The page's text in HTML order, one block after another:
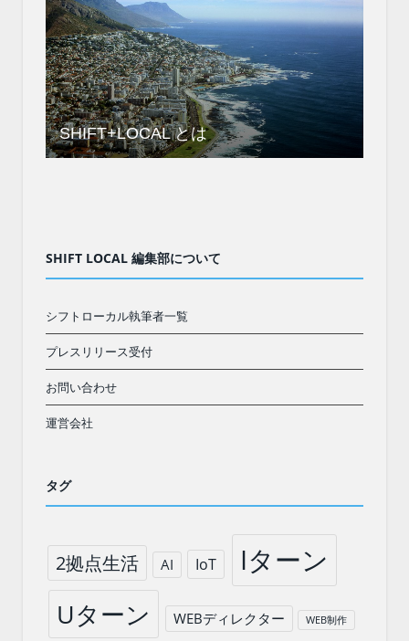
SHIFT+LOCAL とは
SHIFT LOCAL 編集部について
シフトローカル執筆者一覧
プレスリリース受付
お問い合わせ
運営会社
タグ
2拠点生活 AI IoT Iターン
Uターン WEBディレクター WEB制作